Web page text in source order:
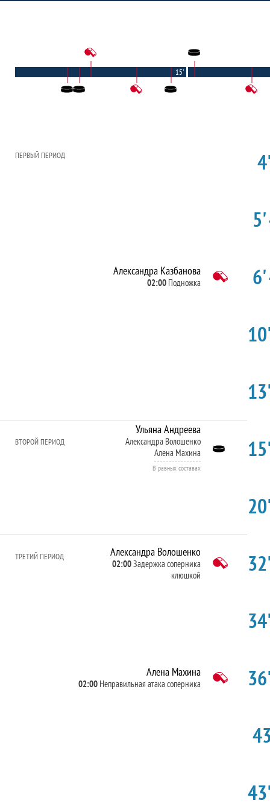
15'
ПЕРВЫЙ ПЕРИОД
Александра Казбанова
02:00 Подножка
ВТОРОЙ ПЕРИОД
Ульяна Андреева
Александра Волошенко
Алена Махина
В равных составах
ТРЕТИЙ ПЕРИОД Александра Волошенко
02:00Задержка соперника
клюшкой
Алена Махина
02:00 Неправильная атака соперника